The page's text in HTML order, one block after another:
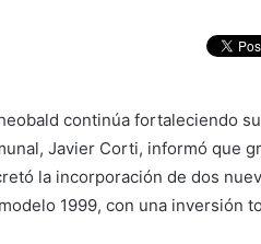
continúa fortaleciendo
Javier Corti, informó que
la incorporación de dos
1999, con una inversión